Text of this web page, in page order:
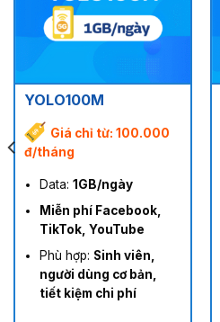
YOLO100M
Giá chỉ từ: 100.000
đ/tháng
Data:1GB/ngày
Miễn phí Facebook,
TikTok, YouTube
Phù hợp: Sinh viên,
người dùng cơ bản,
tiết kiệm chi phí